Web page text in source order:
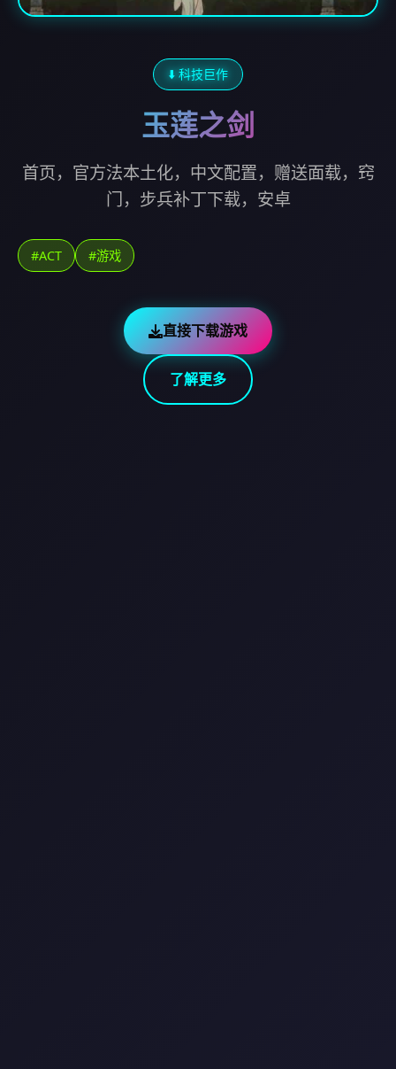
⬇️ 科技巨作
玉莲之剑
首页，官方法本土化，中文配置，赠送面载，窍
门，步兵补丁下载，安卓
#ACT #游戏
直接下载游戏
了解更多